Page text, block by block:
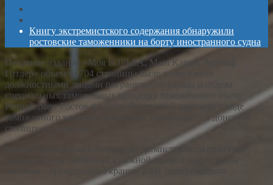
Книгу экстремистского содержания обнаружили
ростовские таможенники на борту иностранного судна
Печатное издание «Моя БОРЬБА, Main Kampf, Адольф
Гитлер» объемом 704 страницы было обнаружено
должностными лицами пограничного наряда и отдела
специальных таможенных процедур таможенного поста
Речной порт Ростов-на-Дону Ростовской таможни в ходе
таможенного контроля теплохода, прибывшего в донскую
столицу из Украины.
Книга, признанная в России экстремистской литературой,
находилась на настенной книжной полке в каюте члена
экипажа – гражданина Украины 2001 года рождения.